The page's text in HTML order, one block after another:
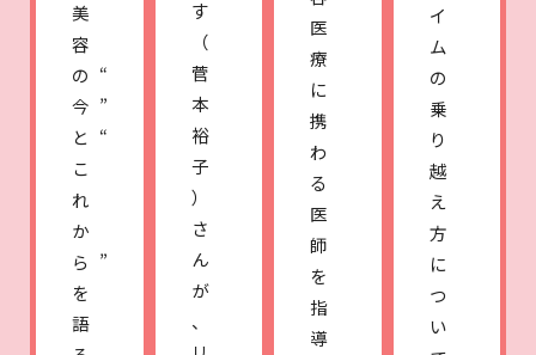
美
容
の“
今”
と“
こ
れ
か
ら”
を
語
す
（
菅
本
裕
子
）
さ
ん
が
、
医
療
に
携
わ
る
医
師
を
指
導
イ
ム
の
乗
り
越
え
方
に
つ
い